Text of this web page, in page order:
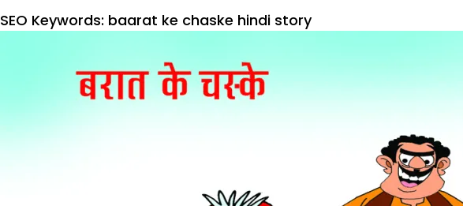
SEO Keywords: baarat ke chaske hindi story